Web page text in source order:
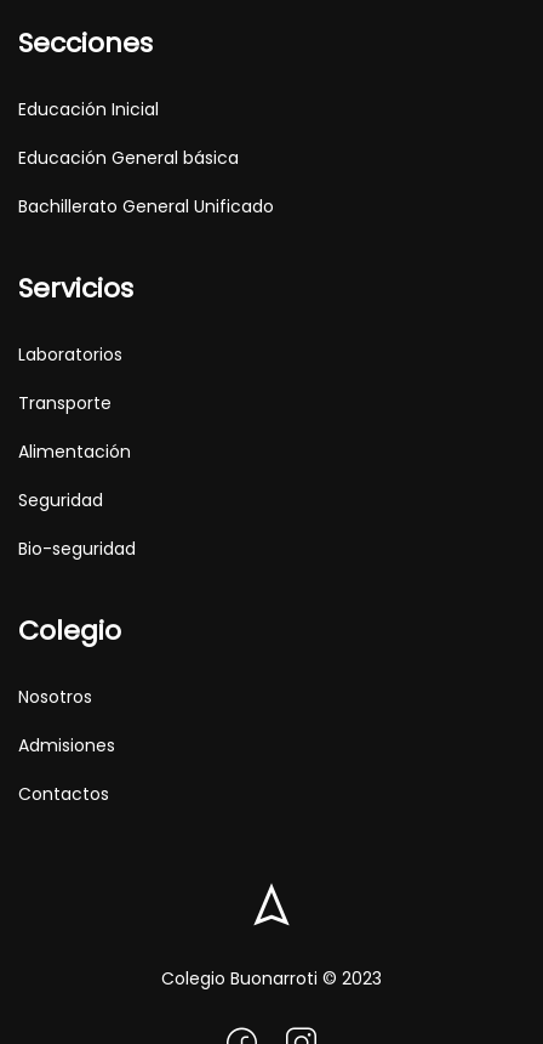
Secciones
Educación Inicial
Educación General básica
Bachillerato General Unificado
Servicios
Laboratorios
Transporte
Alimentación
Seguridad
Bio-seguridad
Colegio
Nosotros
Admisiones
Contactos
Colegio Buonarroti © 2023